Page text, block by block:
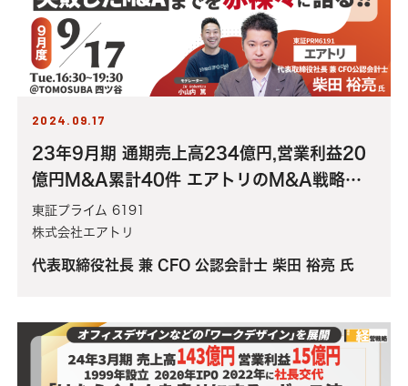
2024.09.17
23年9月期 通期売上高234億円,営業利益20
億円M&A累計40件 エアトリのM&A戦略と
は？買収した子会社3社をIPOさせた裏側から
失敗したM&Aまでを赤裸々に語る！
東証プライム 6191
株式会社エアトリ
代表取締役社長 兼 CFO 公認会計士 柴田 裕亮 氏